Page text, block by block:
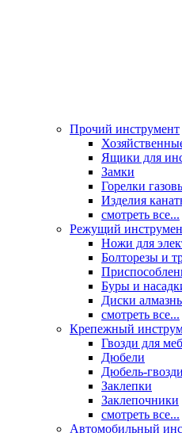
Прочий инструмент
Ящики для
Замки
Горелки
Изделия
смотреть все...
Режущий
Ножи для
Болторезы и
Буры и
Диски
смотреть все...
Крепежный
Гвозди для
Дюбели
Дюбель-гвозди
Заклепки
Заклепочники
смотреть все...
Автомобильный